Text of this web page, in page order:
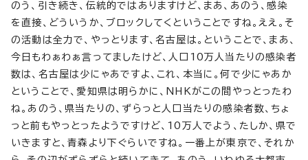
のう、引き続き、伝統的ではありますけど、まあ、あのう、感染
を直接、どういうか、ブロックしてくということですね。ええ。そ
の活動は全力で、やっとります、名古屋は。ということで、まあ、
今日もわぁわぁ言ってましたけど、人口10万人当たりの感染者
数は、名古屋は少にゃあですよ、これ、本当に。何で少にゃあか
ということで、愛知県は明らかに、NHKがこの間やっとったわ
ね。あのう、県当たりの、ずらっと人口当たりの感染者数、ちょ
っと前もやっとったようですけど、10万人でよう、たしか、県で
いきますと、青森より下ぐらいですね。一番上が東京で、それか